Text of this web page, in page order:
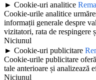
► Cookie-uri analitice
Cookie-urile analitice
informații generale despre
vizitatori, rata de respingere
Niciunul
► Cookie-uri publicitare
Cookie-urile publicitare
tale anterioare și analizează
Niciunul